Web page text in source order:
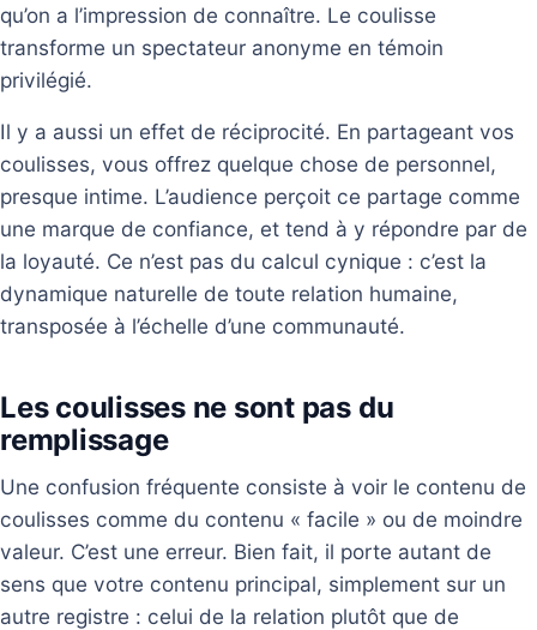
qu’on a l’impression de connaître. Le coulisse
transforme un spectateur anonyme en témoin
privilégié.
Il y a aussi un effet de réciprocité. En partageant vos
coulisses, vous offrez quelque chose de personnel,
presque intime. L’audience perçoit ce partage comme
une marque de confiance, et tend à y répondre par de
la loyauté. Ce n’est pas du calcul cynique : c’est la
dynamique naturelle de toute relation humaine,
transposée à l’échelle d’une communauté.
Les coulisses ne sont pas du
remplissage
Une confusion fréquente consiste à voir le contenu de
coulisses comme du contenu « facile » ou de moindre
valeur. C’est une erreur. Bien fait, il porte autant de
sens que votre contenu principal, simplement sur un
autre registre : celui de la relation plutôt que de